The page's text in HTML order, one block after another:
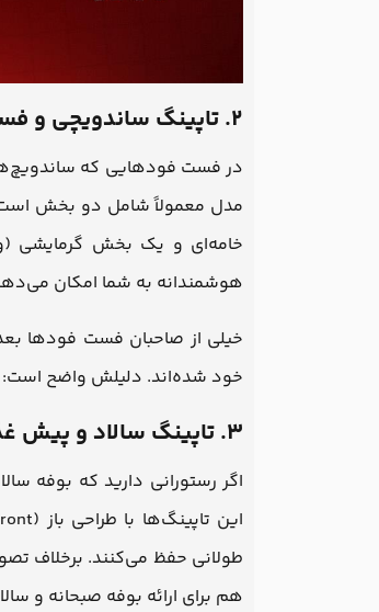
۲. تاپینگ ساندویچی و فست فودی؛ برای خطوط سرد و گرم
در فست فودهایی که
مدل معمولاً شامل دو بخش
خامه‌ای و یک بخش گرمایشی
هوشمندانه به شما امکان
خیلی از صاحبان فست فودها
خود شده‌اند. دلیلش واضح است:
۳. تاپینگ سالاد و پیش غذا؛ انتخابی برای رستوران‌های مدرن
اگر رستورانی دارید که بوفه
طولانی حفظ می‌کنند. برخلاف
هم برای ارائه بوفه صبحانه و